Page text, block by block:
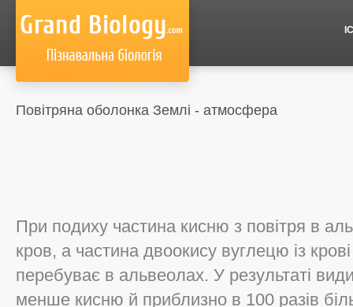
Повітряна оболонка Землі - атмосфера
При подиху частина кисню з повітря в
кров, а частина двоокису вуглецю із
перебуває в альвеолах. У результаті
менше кисню й приблизно в 100 разів